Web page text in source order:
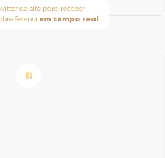
do site para receber
Selena em tempo real